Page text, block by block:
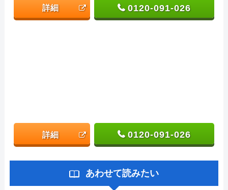
詳細 0120-091-026
詳細 0120-091-026
あわせて読みたい